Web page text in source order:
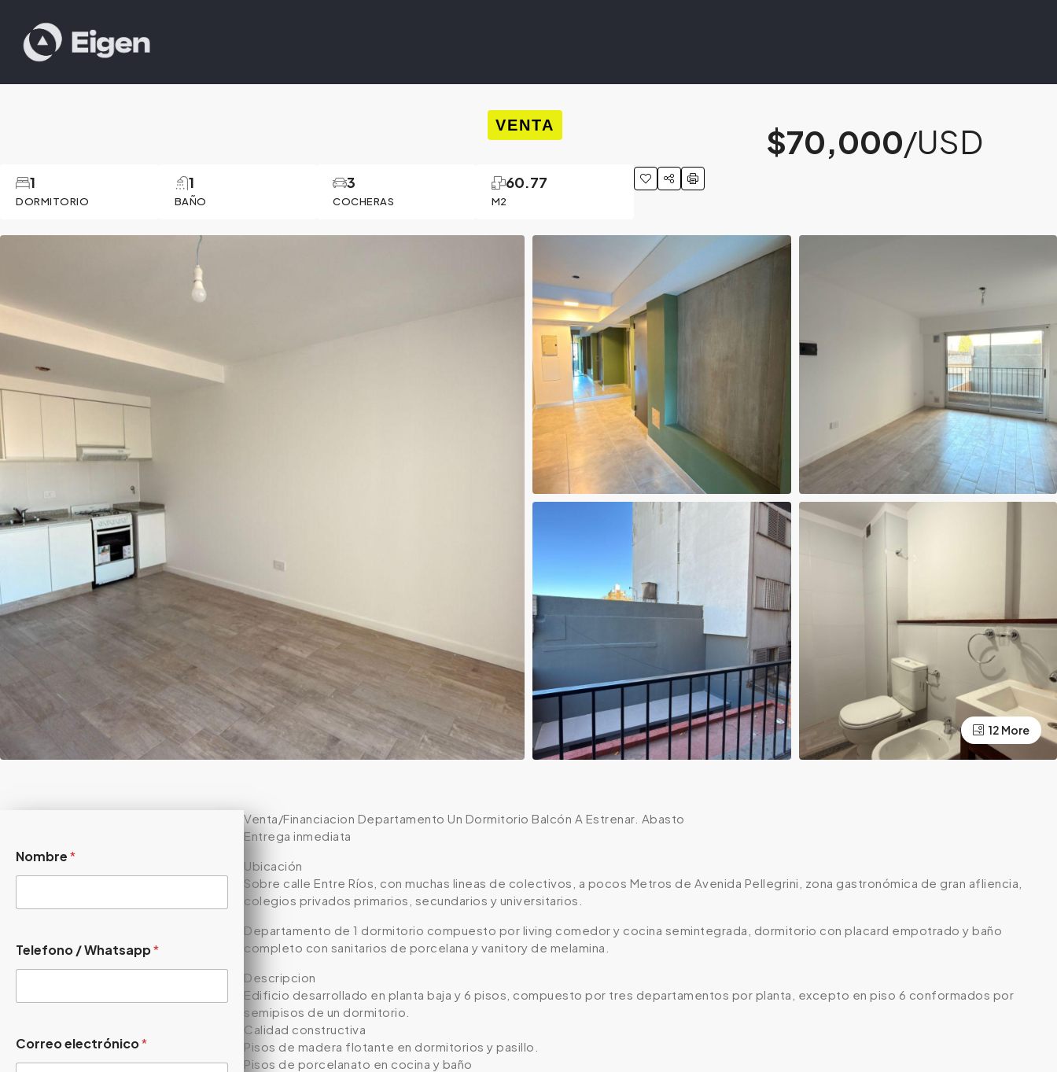
VENTA
DORMITORIO
1
BAÑO
1
COCHERAS
3
M2
60.77
$70,000/USD
12 More
Nombre*
Telefono / Whatsapp*
Correo electrónico*
Venta/Financiacion Departamento Un Dormitorio Balcón A Estrenar. Abasto
Entrega inmediata
Ubicación
Sobre calle Entre Ríos, con muchas lineas de colectivos, a pocos Metros de Avenida Pellegrini, zona gastronómica de gran afliencia,
colegios privados primarios, secundarios y universitarios.
Departamento de 1 dormitorio compuesto por living comedor y cocina semintegrada, dormitorio con placard empotrado y baño
completo con sanitarios de porcelana y vanitory de melamina.
Descripcion
Edificio desarrollado en planta baja y 6 pisos, compuesto por tres departamentos por planta, excepto en piso 6 conformados por
semipisos de un dormitorio.
Calidad constructiva
Pisos de madera flotante en dormitorios y pasillo.
Pisos de porcelanato en cocina y baño